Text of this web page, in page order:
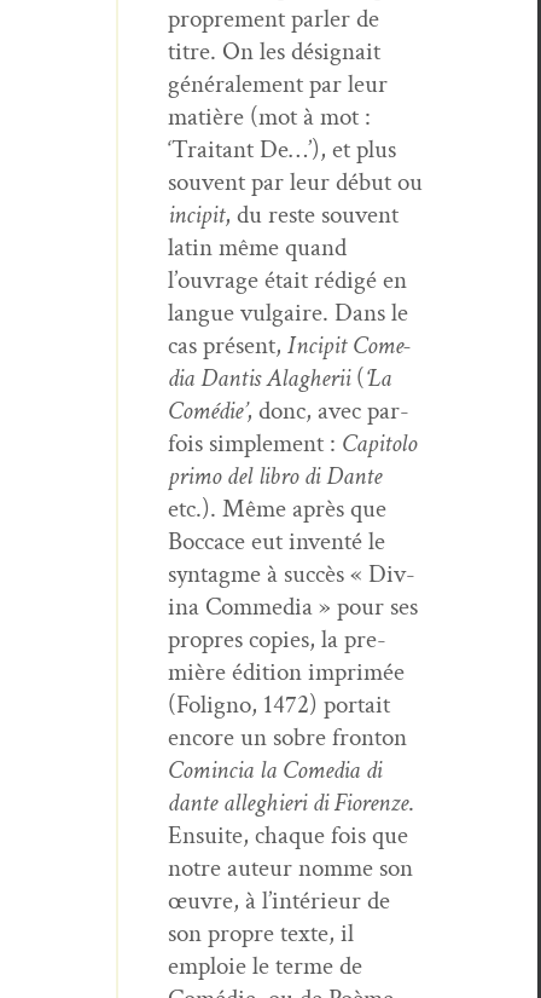
pro­pre­ment par­ler de
titre. On les désig­nait
générale­ment par leur
matière (mot à mot :
‘Trai­tant De…’), et plus
sou­vent par leur début ou
incip­it, du reste sou­vent
latin même quand
l’ouvrage était rédigé en
langue vul­gaire. Dans le
cas présent,Incip­it Come­
dia Dan­tis Alagherii(‘La
Comédie’, donc, avec par­
fois sim­ple­ment : Capi­to­lo
pri­mo del libro di Dante
etc.). Même après que
Boc­cace eut inven­té le
syn­tagme à suc­cès « Div­
ina Com­me­dia » pour ses
pro­pres copies, la pre­
mière édi­tion imprimée
(Folig­no, 1472) por­tait
encore un sobre fron­ton
Com­in­cia la Come­dia di
dante alleghieri di Fioren­ze.
Ensuite, chaque fois que
notre auteur nomme son
œuvre, à l’intérieur de
son pro­pre texte, il
emploie le terme de